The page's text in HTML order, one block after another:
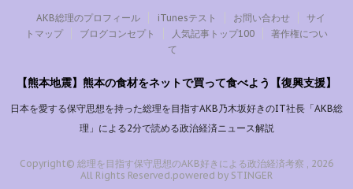
AKB総理のプロフィール iTunesテスト お問い合わせ
サイ
トマップ
ブログコンセプト 人気記事トップ100
著作権につい
て
【熊本地震】熊本の食材をネットで買って食べよう【復興支援】
日本を愛する保守思想を持った総理を目指すAKB乃木坂好きのIT社長「AKB総
理」による2分で読める政治経済ニュース解説
Copyright© 総理を目指す保守思想のAKB好きによる政治経済考察 , 2026
All Rights Reserved.powered by STINGER